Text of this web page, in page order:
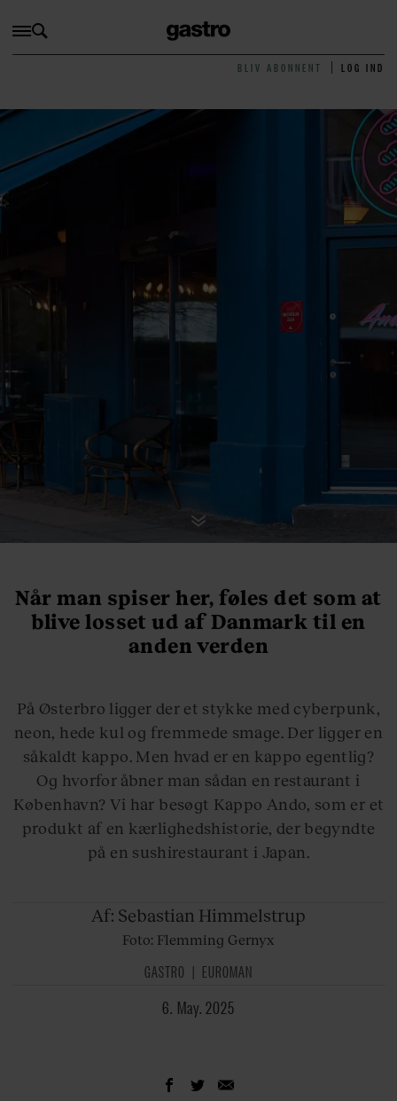
BLIV ABONNENT LOG IND
Når man spiser her, føles det som at
blive losset ud af Danmark til en
anden verden
På Østerbro ligger der et stykke med cyberpunk,
neon, hede kul og fremmede smage. Der ligger en
såkaldt kappo. Men hvad er en kappo egentlig?
Og hvorfor åbner man sådan en restaurant i
København? Vi har besøgt Kappo Ando, som er et
produkt af en kærlighedshistorie, der begyndte
på en sushirestaurant i Japan.
Af: Sebastian Himmelstrup
Foto: Flemming Gernyx
GASTRO EUROMAN
6. May. 2025